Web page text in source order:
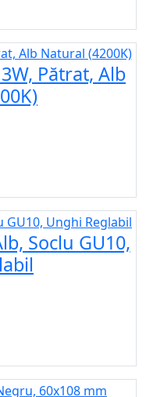
Pătrat, Alb
Soclu GU10,